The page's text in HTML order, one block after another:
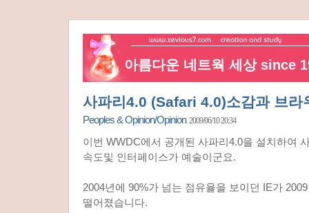
아름다운 네트웍 세상 since
사파리4.0 (Safari 4.0)소감과 브라
Peoples & Opinion/Opinion 2009/06/10 20:34
이번 WWDC에서 공개된 사파리4.0을 설치하여
속도및 인터페이스가 예술이군요.
2004년에 90%가 넘는 점유율을 보이던 IE가
떨어졌습니다.